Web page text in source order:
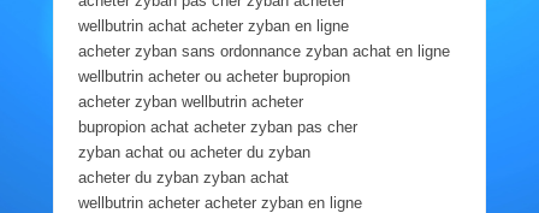
wellbutrin achat acheter zyban en ligne
acheter zyban sans ordonnance zyban achat en ligne
wellbutrin acheter ou acheter bupropion
acheter zyban wellbutrin acheter
bupropion achat acheter zyban pas cher
zyban achat ou acheter du zyban
acheter du zyban zyban achat
wellbutrin acheter acheter zyban en ligne